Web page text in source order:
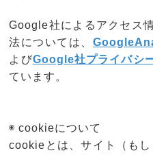
Google社によるアクセス
法については、
よびGoogle社プライバシ
ています。
◉ cookieについて
cookieとは、サイト（も